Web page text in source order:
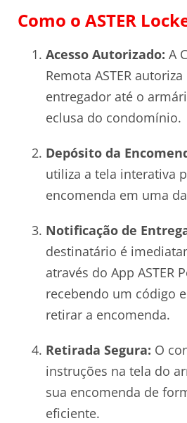
Como o ASTER
Acesso Autorizado: A
Remota ASTER
entregador até o
eclusa do condomínio.
Depósito da
utiliza a tela interativa
encomenda em uma
Notificação de
destinatário é
através do App ASTER
recebendo um código
retirar a encomenda.
Retirada Segura: O
instruções na tela do
sua encomenda de
eficiente.